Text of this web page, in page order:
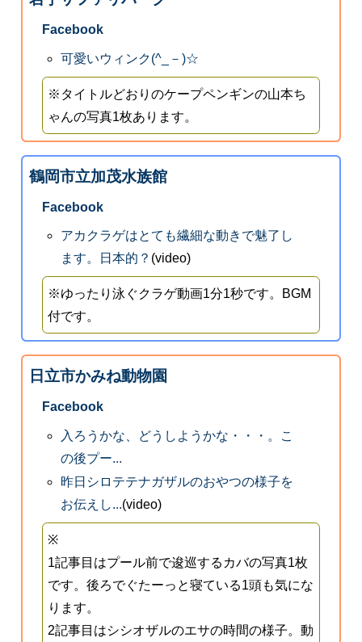
Facebook
可愛いウィンク(^_－)☆
※タイトルどおりのケープペンギンの山本ち
ゃんの写真1枚あります。
鶴岡市立加茂水族館
Facebook
アカクラゲはとても繊細な動きで魅了し
ます。日本的？ (video)
※ゆったり泳ぐクラゲ動画1分1秒です。BGM
付です。
日立市かみね動物園
Facebook
入ろうかな、どうしようかな・・・。こ
の後プー...
昨日シロテテナガザルのおやつの様子を
お伝えし...(video)
※
1記事目はプール前で逡巡するカバの写真1枚
です。後ろでぐたーっと寝ている1頭も気にな
ります。
2記事目はシシオザルのエサの時間の様子。動